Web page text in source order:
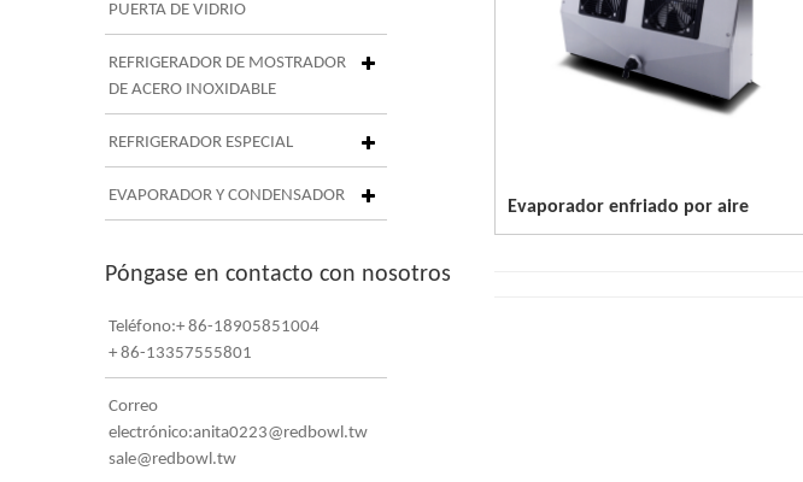
PUERTA DE VIDRIO
REFRIGERADOR DE MOSTRADOR
DE ACERO INOXIDABLE
REFRIGERADOR ESPECIAL
EVAPORADOR Y CONDENSADOR
Póngase en contacto con nosotros
Teléfono:+ 86-18905851004
+ 86-13357555801
Correo
electrónico:anita0223@redbowl.tw
sale@redbowl.tw
Evaporador enfriado por aire